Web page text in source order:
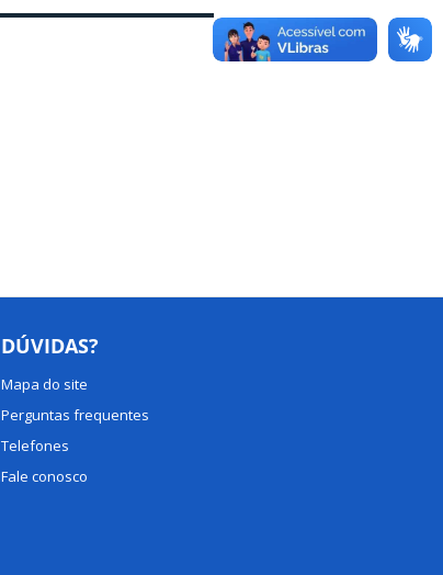
DÚVIDAS?
Mapa do site
Perguntas frequentes
Telefones
Fale conosco